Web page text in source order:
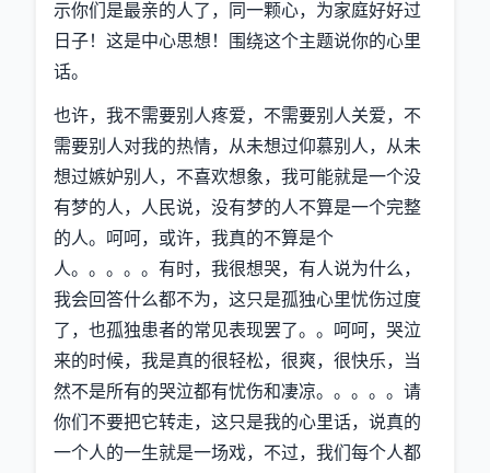
示你们是最亲的人了，同一颗心，为家庭好好过
日子！这是中心思想！围绕这个主题说你的心里
话。
也许，我不需要别人疼爱，不需要别人关爱，不
需要别人对我的热情，从未想过仰慕别人，从未
想过嫉妒别人，不喜欢想象，我可能就是一个没
有梦的人，人民说，没有梦的人不算是一个完整
的人。呵呵，或许，我真的不算是个
人。。。。。有时，我很想哭，有人说为什么，
我会回答什么都不为，这只是孤独心里忧伤过度
了，也孤独患者的常见表现罢了。。呵呵，哭泣
来的时候，我是真的很轻松，很爽，很快乐，当
然不是所有的哭泣都有忧伤和凄凉。。。。。请
你们不要把它转走，这只是我的心里话，说真的
一个人的一生就是一场戏，不过，我们每个人都